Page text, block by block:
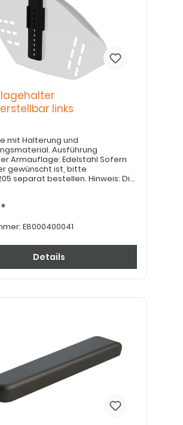
links
mit Halterung und
Ausführung
Armauflage: Edelstahl Sofern
gewünscht ist, bitte
separat bestellen. Hinweis: Die
E8000400041
Details